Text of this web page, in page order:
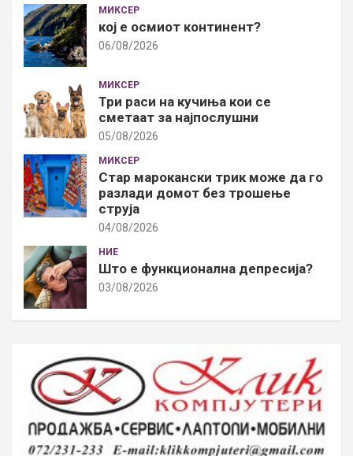
МИКСЕР
кој е осмиот континент?
06/08/2026
МИКСЕР
Три раси на кучиња кои се
сметаат за најпослушни
05/08/2026
МИКСЕР
Стар марокански трик може да го
разлади домот без трошење
струја
04/08/2026
НИЕ
Што е функционална депресија?
03/08/2026